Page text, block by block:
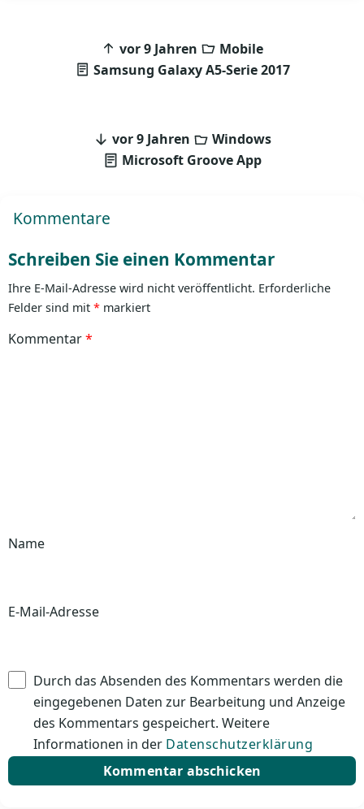
vor 9 Jahren
Mobile
Samsung Galaxy A5-Serie 2017
vor 9 Jahren
Windows
Microsoft Groove App
Kommentare
Schreiben Sie einen Kommentar
Ihre E-Mail-Adresse wird nicht veröffentlicht. Erforderliche
Felder sind mit * markiert
Kommentar*
Name
E-Mail-Adresse
Durch das Absenden des Kommentars werden die
eingegebenen Daten zur Bearbeitung und Anzeige
des Kommentars gespeichert. Weitere
Informationen in der Datenschutzerklärung